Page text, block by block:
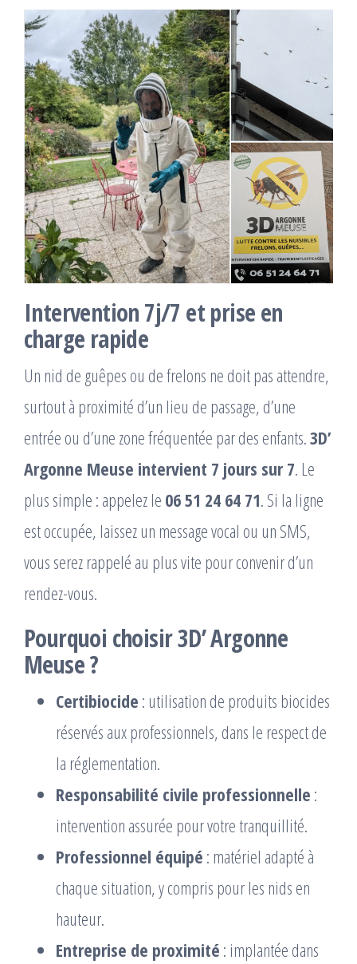
Intervention 7j/7 et prise en
charge rapide
Un nid de guêpes ou de frelons ne doit pas attendre,
surtout à proximité d’un lieu de passage, d’une
entrée ou d’une zone fréquentée par des enfants.3D’
Argonne Meuse intervient 7 jours sur 7. Le
plus simple : appelez le 06 51 24 64 71. Si la ligne
est occupée, laissez un message vocal ou un SMS,
vous serez rappelé au plus vite pour convenir d’un
rendez-vous.
Pourquoi choisir 3D’ Argonne
Meuse ?
Certibiocide : utilisation de produits biocides
réservés aux professionnels, dans le respect de
la réglementation.
Responsabilité civile professionnelle :
intervention assurée pour votre tranquillité.
Professionnel équipé : matériel adapté à
chaque situation, y compris pour les nids en
hauteur.
Entreprise de proximité : implantée dans